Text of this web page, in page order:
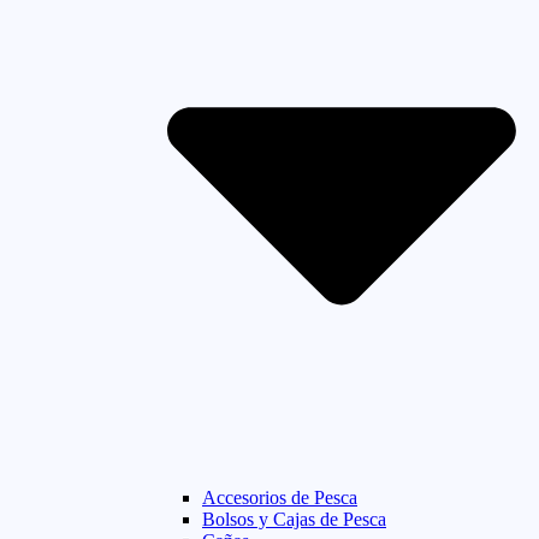
Accesorios de Pesca
Bolsos y Cajas de Pesca